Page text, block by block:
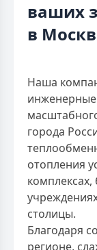
ваших
в
Наша
города
отопления
столицы.
Благодаря
регионе,